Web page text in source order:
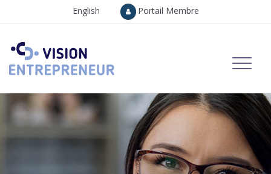
English Portail Membre